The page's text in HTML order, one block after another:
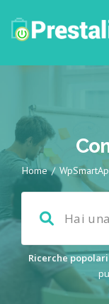
Home /
Ricerche popolari